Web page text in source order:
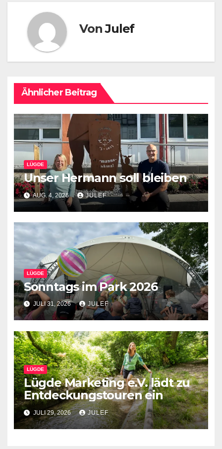
VonJulef
Ähnlicher Beitrag
LÜGDE
Unser Hermann soll bleiben
AUG. 4, 2026 JULEF
LÜGDE
Sonntags im Park 2026
JULI 31, 2026 JULEF
LÜGDE
Lügde Marketing e.V. lädt zu
Entdeckungstouren ein
JULI 29, 2026 JULEF